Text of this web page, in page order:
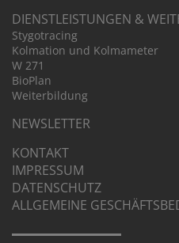
DIENST­LEIS­TUNGEN &
Stygo­tra­cing
Kolma­tion und Kolma­meter
W 271
BioPlan
Weiter­bil­dung
NEWSLETTER
KONTAKT
IMPRESSUM
DATEN­SCHUTZ
ALLGE­MEINE